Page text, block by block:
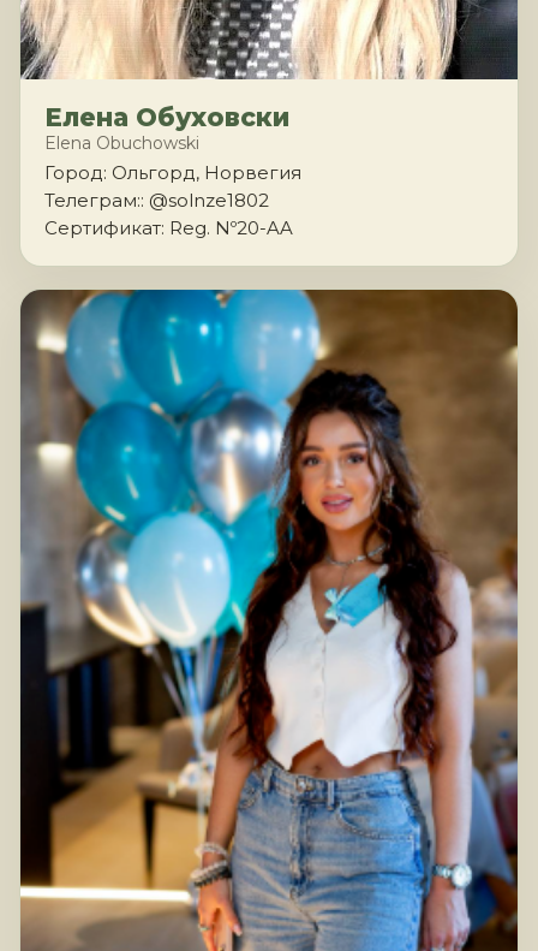
Елена Обуховски
Elena Obuchowski
Город: Ольгорд, Норвегия
Телеграм:: @solnze1802
Сертификат: Reg. Nº20-AA